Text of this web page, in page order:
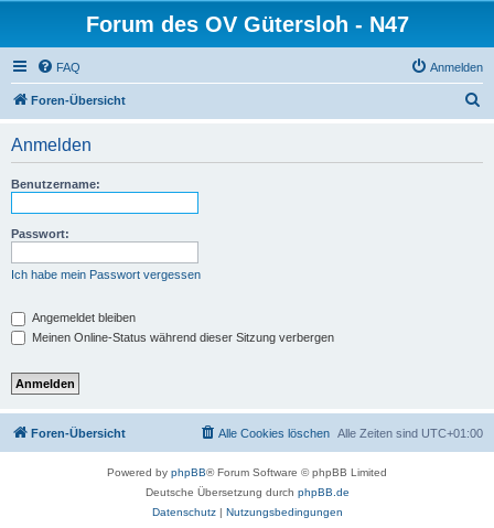
Forum des OV Gütersloh - N47
FAQ Anmelden
Foren-Übersicht
Anmelden
Benutzername:
Passwort:
Ich habe mein Passwort vergessen
Angemeldet bleiben
Meinen Online-Status während dieser Sitzung verbergen
Foren-Übersicht Alle Zeiten sind UTC+01:00
Alle Cookies löschen
Powered by phpBB® Forum Software © phpBB Limited
Deutsche Übersetzung durch phpBB.de
Datenschutz| Nutzungsbedingungen